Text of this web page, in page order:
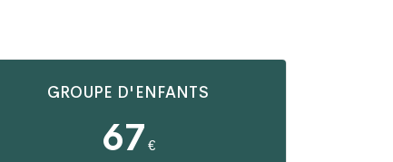
GROUPE D'ENFANTS
67
€